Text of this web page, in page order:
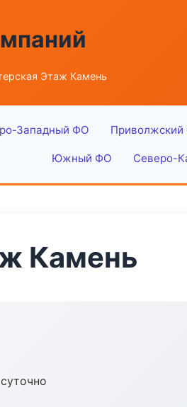
Этаж Камень
Западный ФО
Южный ФО Северо-
Камень